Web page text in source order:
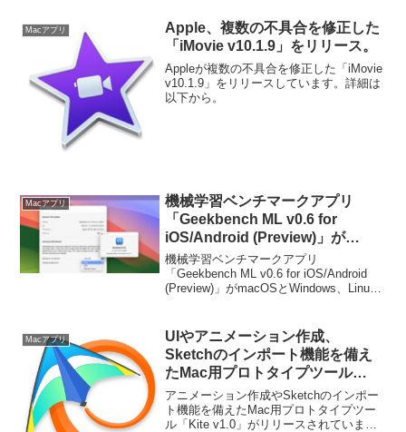
Macアプリ
Apple、複数の不具合を修正した
「iMovie v10.1.9」をリリース。
Appleが複数の不具合を修正した「iMovie
v10.1.9」をリリースしています。詳細は
以下から。
Macアプリ
機械学習ベンチマークアプリ
「Geekbench ML v0.6 for
iOS/Android (Preview)」が
macOSとWindows、Linuxに対
応。iOS版はTensorFlow Liteか
らCore MLへ切り替え。
機械学習ベンチマークアプリ
「Geekbench ML v0.6 for iOS/Android
(Preview)」がmacOSとWindows、Linux
Macアプリ
UIやアニメーション作成、
Sketchのインポート機能を備え
たMac用プロトタイプツール
「Kite v1.0」がリリース。
アニメーション作成やSketchのインポー
ト機能を備えたMac用プロトタイプツー
ル「Kite v1.0」がリリースされていま